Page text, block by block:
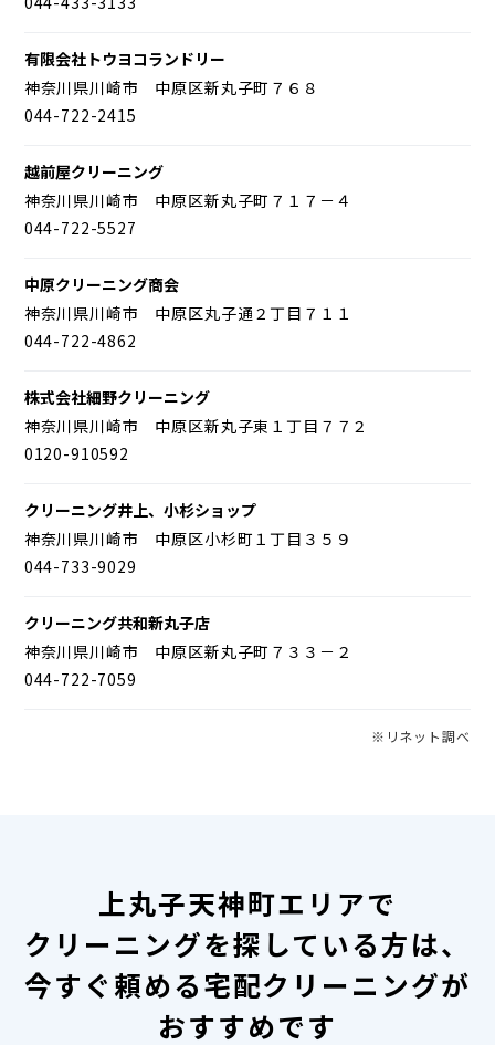
有限会社トウヨコランドリー
神奈川県川崎市 中原区新丸子町７６８
044-722-2415
越前屋クリーニング
神奈川県川崎市 中原区新丸子町７１７－４
044-722-5527
中原クリーニング商会
神奈川県川崎市 中原区丸子通２丁目７１１
044-722-4862
株式会社細野クリーニング
神奈川県川崎市 中原区新丸子東１丁目７７２
0120-910592
クリーニング井上、小杉ショップ
神奈川県川崎市 中原区小杉町１丁目３５９
044-733-9029
クリーニング共和新丸子店
神奈川県川崎市 中原区新丸子町７３３－２
044-722-7059
※リネット調べ
上丸子天神町エリアで
クリーニングを探している方は、
今すぐ頼める宅配クリーニングが
おすすめです